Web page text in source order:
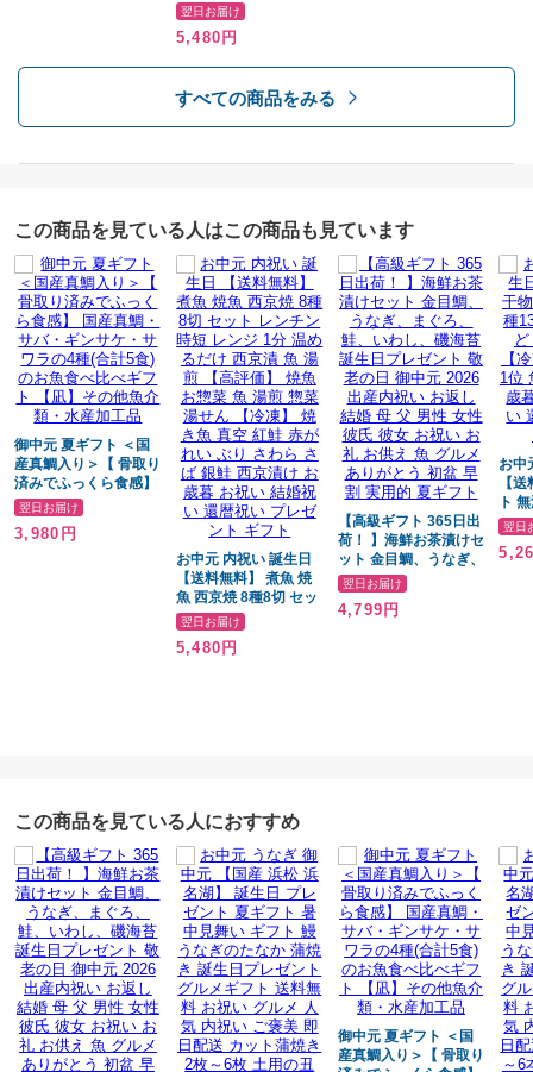
祝い お歳暮 内祝い 暑中見舞い 暑中お見舞い 残暑見舞い 残暑お見舞い
お歳暮 お年賀 御中元 御歳暮 御年賀 退職祝い 記念日 御供 志 満中陰 古
希 喜寿 傘寿 米寿 卒寿 白寿 お返し 出産内祝い 開店祝い 開業 お祝い 親
孝行 寒中見舞い 暑中見舞い 40歳 50歳 60歳 70歳 80歳 88歳 129歳 誕生
日プレゼント
ト レンチン 時短 レン
ジ 1分 温めるだけ 西
京漬 魚 湯煎 【高評
凍】 焼き魚 真空 紅鮭
翌日お届け
5,480円
すべての商品をみる
この商品を見ている人はこの商品も見ています
御中元 夏ギフト ＜国
産真鯛入り＞【 骨取り
済みでふっくら食感】
国産真鯛・サバ・ギン
サケ・サワラの4種(合
計5食)のお魚食べ比べ
翌日お届け
3,980円
お中元 内祝い 誕生日
【送料無料】 煮魚 焼
魚 西京焼 8種8切 セッ
ト レンチン 時短 レン
ジ 1分 温めるだけ 西
京漬 魚 湯煎 【高評
翌日お届け
5,480円
【高級ギフト 365日出
荷！ 】海鮮お茶漬けセ
ット 金目鯛、うなぎ、
まぐろ、鮭、いわし、
磯海苔 誕生日プレゼン
ト 敬老の日 御中元
翌日お届け
4,799円
お中
【
ト
物
もの
ット
翌日
この商品を見ている人におすすめ
御中元 夏ギフト ＜国
産真鯛入り＞【 骨取り